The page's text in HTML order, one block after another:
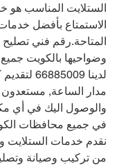
الستلايت المناسب هو
الاستمتاع بأفضل
المتاحة.رقم فني
وضواحيها بالكويت
لدينا 66885009
مدار الساعة, مستعدون
والوصول اليك في أي
نقدم خدمات الستلايت
من تركيب وصيانة